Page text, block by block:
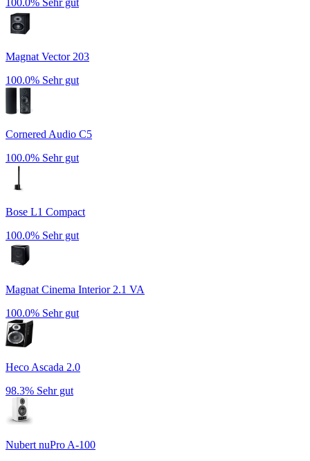
Magnat Vector 203
100.0% Sehr gut
Cornered Audio C5
100.0% Sehr gut
Bose L1 Compact
100.0% Sehr gut
Magnat Cinema Interior 2.1 VA
100.0% Sehr gut
Heco Ascada 2.0
98.3% Sehr gut
Nubert nuPro A-100